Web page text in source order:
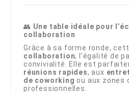
👥 Une table idéale pour
collaboration
Grâce à sa forme ronde,
collaboration, l’égalité de
convivialité. Elle est
réunions rapides, aux
de coworking ou aux zones
professionnelles.